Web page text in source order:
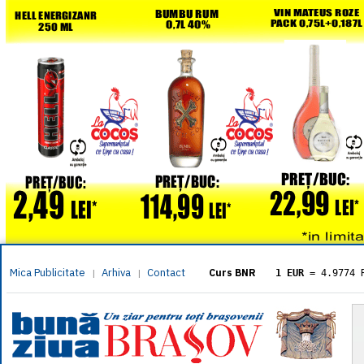
Mica Publicitate | Arhiva | Contact Curs BNR 1 EUR = 4.9774
= 5.8304
1 XAU= 464.4611
1 AED= 1.1933
1 AUD= 2.7957
1 BGN= 2.5449